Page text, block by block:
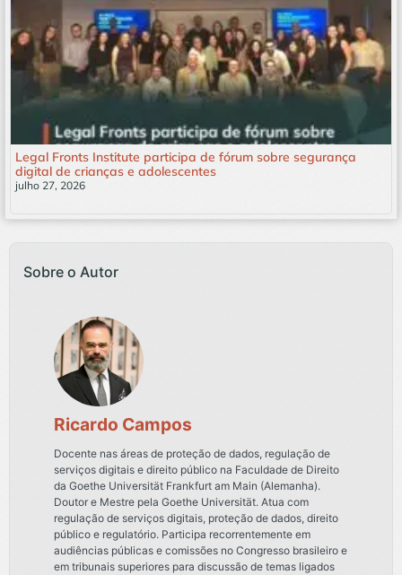
Legal Fronts Institute participa de fórum sobre segurança
digital de crianças e adolescentes
julho 27, 2026
Sobre o Autor
Ricardo Campos
Docente nas áreas de proteção de dados, regulação de
serviços digitais e direito público na Faculdade de Direito
da Goethe Universität Frankfurt am Main (Alemanha).
Doutor e Mestre pela Goethe Universität. Atua com
regulação de serviços digitais, proteção de dados, direito
público e regulatório. Participa recorrentemente em
audiências públicas e comissões no Congresso brasileiro e
em tribunais superiores para discussão de temas ligados